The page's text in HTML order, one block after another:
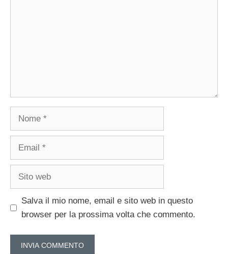
Nome
Email
Sito
Salva il mio nome, email e sito web in questo
browser per la prossima volta che commento.